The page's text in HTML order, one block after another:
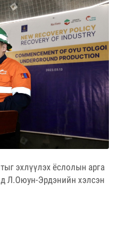
эхлүүлэх ёслолын арга
Л.Оюун-Эрдэнийн хэлсэн